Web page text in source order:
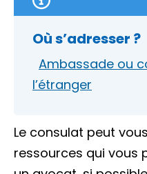
Où s’adresser ?
Ambassade ou
l’étranger
Le consulat peut
ressources qui vous